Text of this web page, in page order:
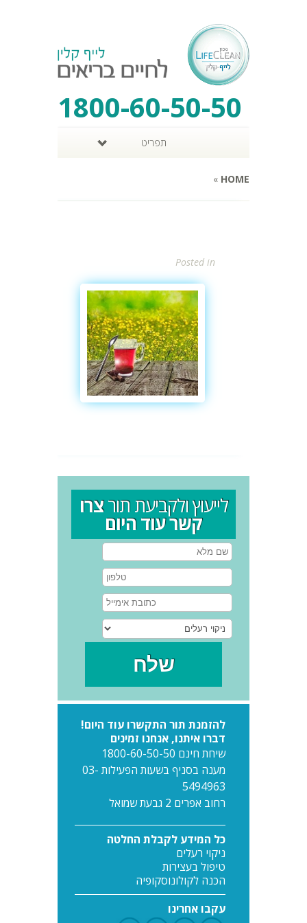
1800-60-50-50
תפריט
HOME
»
Posted in
לייעוץ ולקביעת תורצרו
קשר עוד היום
להזמנת תור התקשרו עוד היום!
דברו איתנו, אנחנו זמינים
שיחת חינם 1800-60-50-50
מענה בסניף בשעות הפעילות 03-
5494963
רחוב אפרים 2 גבעת שמואל
כל המידע לקבלת החלטה
ניקוי רעלים
טיפול בעצירות
הכנה לקולונוסקופיה
עקבו אחרינו